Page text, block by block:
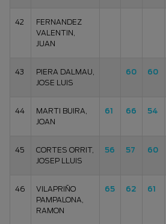
42
FERNANDEZ
VALENTIN,
JUAN
43
PIERA DALMAU,
JOSE LUIS
60 60
44
MARTI BUIRA,
JOAN
61 66 54
45
CORTES ORRIT,
JOSEP LLUIS
56 57 60
46
VILAPRIÑO
PAMPALONA,
RAMON
65 62 61